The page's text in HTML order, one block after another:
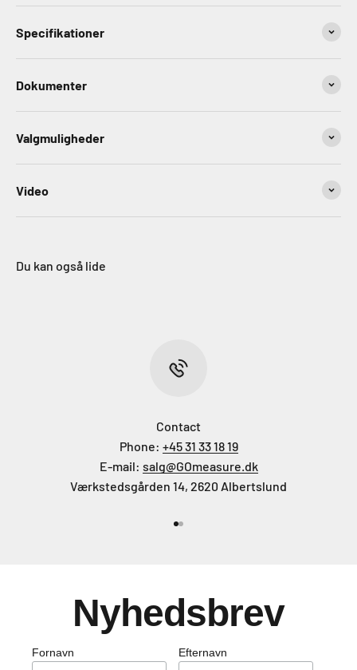
Specifikationer
Dokumenter
Valgmuligheder
Video
Du kan også lide
Contact
Phone: +45 31 33 18 19
E-mail: salg@GOmeasure.dk
Værkstedsgården 14, 2620 Albertslund
Nyhedsbrev
Fornavn Efternavn